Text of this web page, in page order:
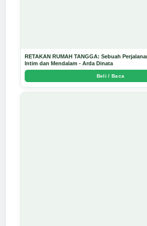
RETAKAN RUMAH TANGGA: Sebuah
Intim dan Mendalam - Arda Dinata
Beli / Baca